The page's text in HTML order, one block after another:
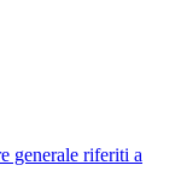
generale riferiti a